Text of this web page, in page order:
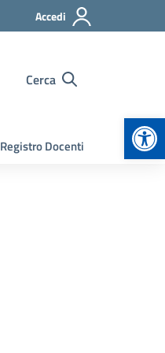
Accedi
Cerca
Registro Docenti